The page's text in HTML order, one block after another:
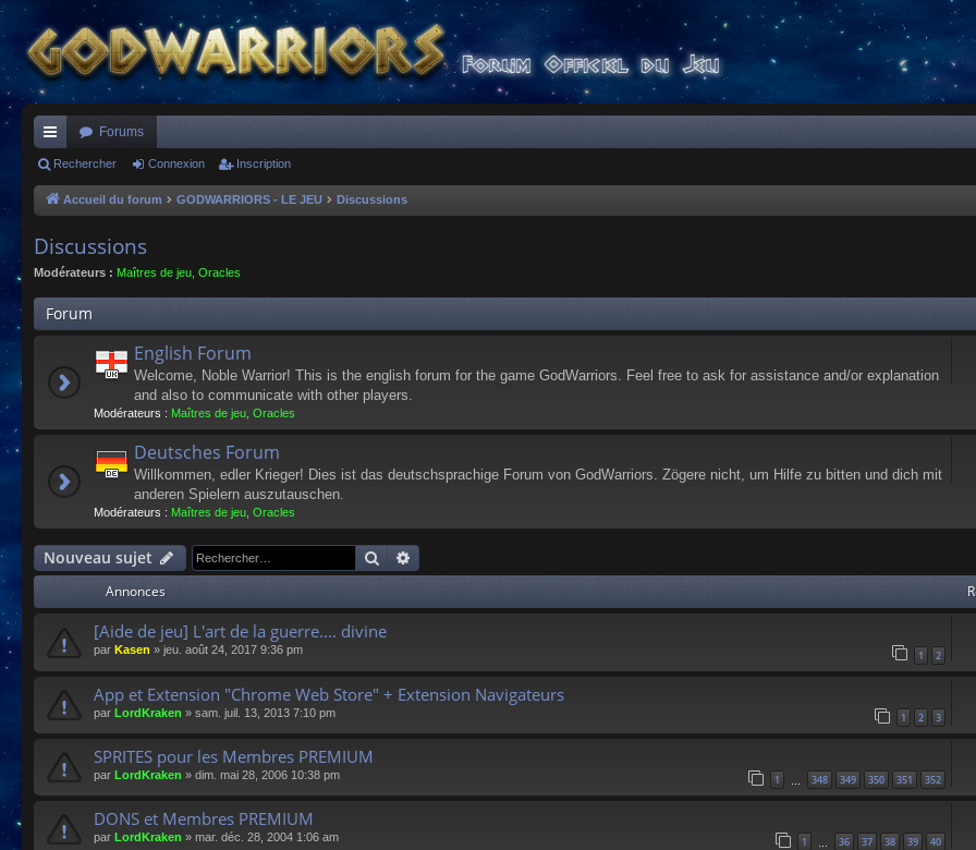
ac
co
s
Forums
Rechercher Connexion Inscription
Accueil du forum GODWARRIORS - LE JEU Discussions
Discussions
Modérateurs : Maîtres de jeu Oracles
Forum
English Forum
Welcome, Noble Warrior! This is the english forum for the game GodWarriors. Feel free to ask for assistance and/or explanation
and also to communicate with other players.
Modérateurs : Maîtres de jeu, Oracles
Deutsches Forum
Willkommen, edler Krieger! Dies ist das deutschsprachige Forum von GodWarriors. Zögere nicht, um Hilfe zu bitten und dich mit
anderen Spielern auszutauschen.
Modérateurs : Maîtres de jeu, Oracles
Nouveau sujet Rechercher
Annonces
[Aide de jeu] L'art de la guerre.... divine
par Kasen » jeu. août 24, 2017 9:36 pm 1 2
App et Extension "Chrome Web Store" + Extension Navigateurs
par LordKraken » sam. juil. 13, 2013 7:10 pm 1 2 3
SPRITES pour les Membres PREMIUM
par LordKraken » dim. mai 28, 2006 10:38 pm 1 348 349 350 351 352
DONS et Membres PREMIUM
par LordKraken » mar. déc. 28, 2004 1:06 am 1 36 37 38 39 40